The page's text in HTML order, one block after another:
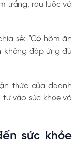
trắng, rau luộc và
sẻ: “Có hôm ăn
không đáp ứng đủ
thức của doanh
vào sức khỏe và
sức khỏe